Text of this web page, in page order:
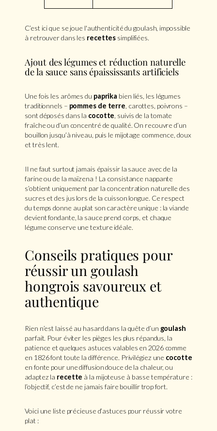
C’est ici que se joue l'authenticité du goulash, impossible
à retrouver dans les recettes simplifiées.
Ajout des légumes et réduction naturelle
de la sauce sans épaississants artificiels
Une fois les arômes du paprika bien liés, les légumes
traditionnels – pommes de terre, carottes, poivrons –
sont déposés dans la cocotte, suivis de la tomate
fraîche ou d’un concentré de qualité. On recouvre d’un
bouillon jusqu’à niveau, puis le mijotage commence, doux
et très lent.
Il ne faut surtout jamais épaissir la sauce avec de la
farine ou de la maïzena ! La consistance nappante
s’obtient uniquement par la concentration naturelle des
sucres et des jus lors de la cuisson longue. Ce respect
du temps donne au plat son caractère unique : la viande
devient fondante, la sauce prend corps, et chaque
légume conserve une texture idéale.
Conseils pratiques pour
réussir un goulash
hongrois savoureux et
authentique
Rien n’est laissé au hasard dans la quête d’un goulash
parfait. Pour éviter les pièges les plus répandus, la
patience et quelques astuces valables en 2026 comme
en 1826 font toute la différence. Privilégiez une cocotte
en fonte pour une diffusion douce de la chaleur, ou
adaptez la recette à la mijoteuse à basse température :
l’objectif, c’est de ne jamais faire bouillir trop fort.
Voici une liste précieuse d’astuces pour réussir votre
plat :